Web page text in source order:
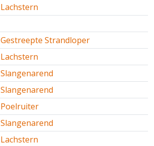
Lachstern
Gestreepte Strandloper
Lachstern
Slangenarend
Slangenarend
Poelruiter
Slangenarend
Lachstern